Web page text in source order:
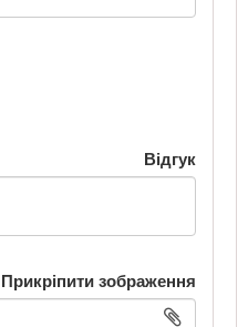
Відгук
Прикріпити зображення